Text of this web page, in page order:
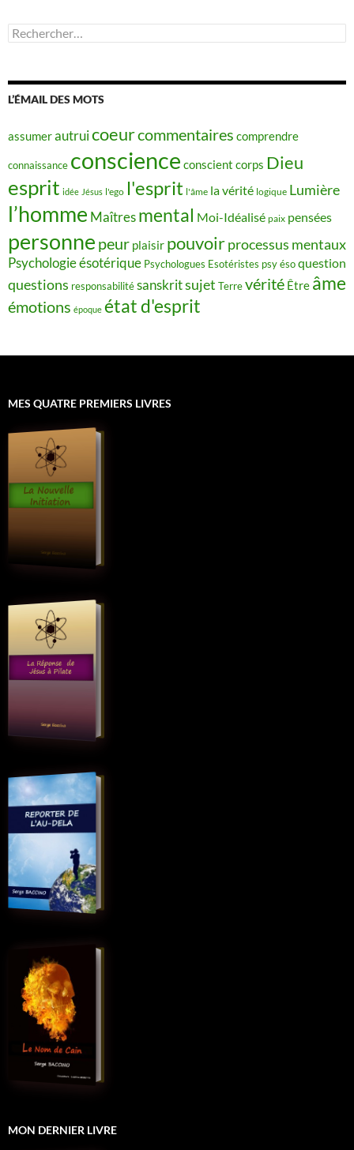
Rechercher :
L’ÉMAIL DES MOTS
assumerautruicoeurcommentaires comprendre
connaissance conscience conscient corps Dieu
esprit idée Jésus l'ego l'esprit l'âme la vérité logique Lumière
l’homme Maîtres mental Moi-Idéalisé paix pensées
personne peur plaisir pouvoirprocessus mentaux
Psychologie ésotérique Psychologues Esotéristes psy ésoquestion
questions responsabilitésanskritsujet Terrevérité Être âme
émotions époque état d'esprit
MES QUATRE PREMIERS LIVRES
MON DERNIER LIVRE